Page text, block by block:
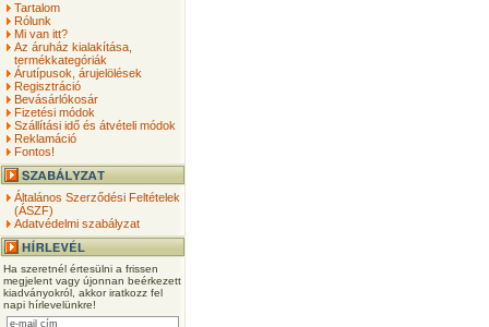
Tartalom
Rólunk
Mi van itt?
Az áruház kialakítása,
termékkategóriák
Árutípusok, árujelölések
Regisztráció
Bevásárlókosár
Fizetési módok
Szállítási idő és átvételi módok
Reklamáció
Fontos!
Általános Szerződési Feltételek
(ÁSZF)
Adatvédelmi szabályzat
Ha szeretnél értesülni a frissen
megjelent vagy újonnan beérkezett
kiadványokról, akkor iratkozz fel
napi hírlevelünkre!